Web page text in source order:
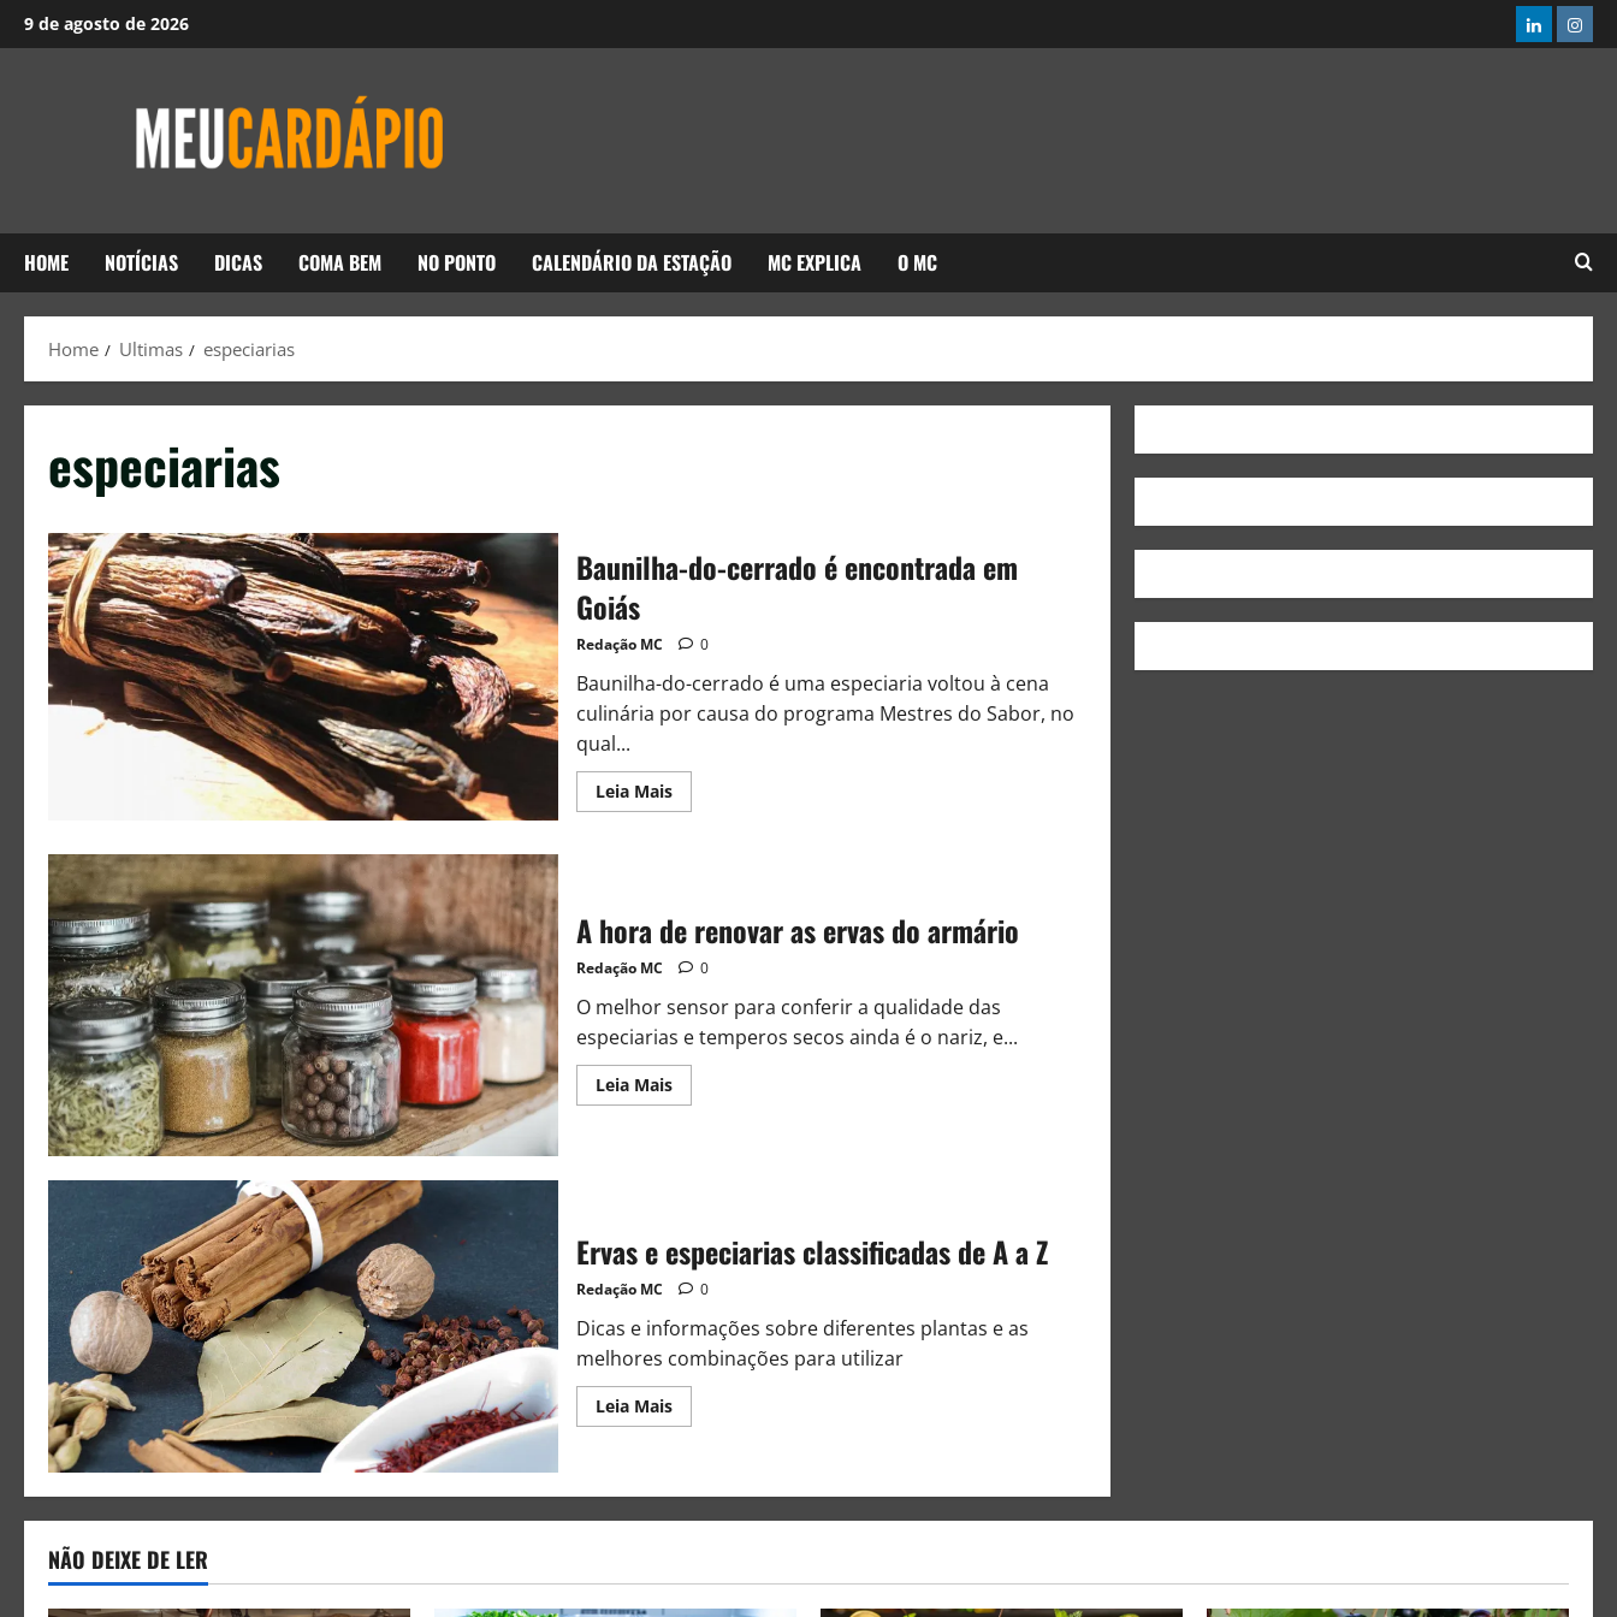
9 de agosto de 2026
HOME NOTÍCIAS DICAS COMA BEM NO PONTO CALENDÁRIO DA ESTAÇÃO MC EXPLICA O MC
Home Ultimas especiarias
especiarias
Baunilha-do-cerrado é encontrada em
Goiás
Redação MC 0
Baunilha-do-cerrado é uma especiaria voltou à cena
culinária por causa do programa Mestres do Sabor, no
qual...
Leia Mais
A hora de renovar as ervas do armário
Redação MC 0
O melhor sensor para conferir a qualidade das
especiarias e temperos secos ainda é o nariz, e...
Leia Mais
Ervas e especiarias classificadas de A a Z
Redação MC 0
Dicas e informações sobre diferentes plantas e as
melhores combinações para utilizar
Leia Mais
NÃO DEIXE DE LER